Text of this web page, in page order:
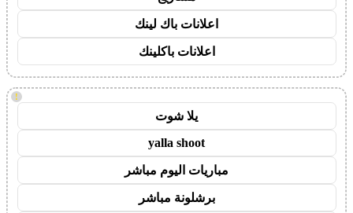
اعلانات باك لينك
اعلانات باكلينك
!
يلا شوت
yalla shoot
مباريات اليوم مباشر
برشلونة مباشر